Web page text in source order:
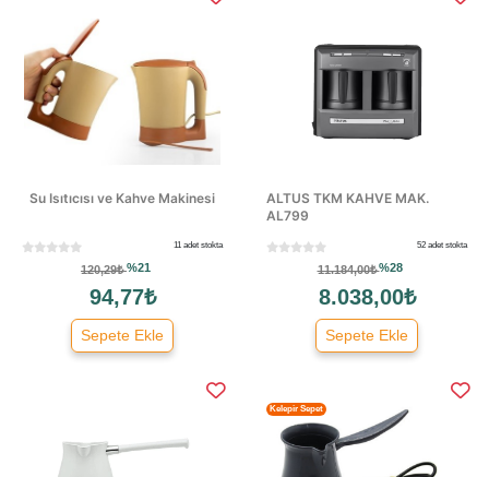
Su Isıtıcısı ve Kahve Makinesi
11 adet stokta
120,29₺%21
94,77₺
Sepete Ekle
ALTUS TKM KAHVE MAK.
AL799
52 adet stokta
11.184,00₺%28
8.038,00₺
Sepete Ekle
Kelepir Sepet